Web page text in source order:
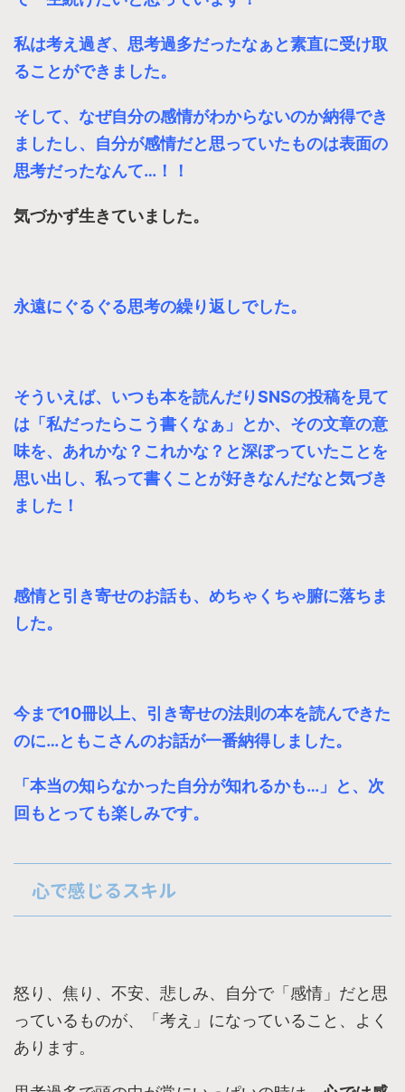
私は考え過ぎ、思考過多だったなぁと素直に受け取
ることができました。
そして、なぜ自分の感情がわからないのか納得でき
ましたし、自分が感情だと思っていたものは表面の
思考だったなんて…！！
気づかず生きていました。
永遠にぐるぐる思考の繰り返しでした。
そういえば、いつも本を読んだりSNSの投稿を見て
は「私だったらこう書くなぁ」とか、その文章の意
味を、あれかな？これかな？と深ぼっていたことを
思い出し、 私って書くことが好きなんだなと気づき
ました！
感情と引き寄せのお話も、めちゃくちゃ腑に落ちま
した。
今まで10冊以上、引き寄せの法則の本を読んできた
のに…ともこさんのお話が一番納得しました。
「本当の知らなかった自分が知れるかも…」と、次
回もとっても楽しみです。
心で感じるスキル
怒り、焦り、不安、悲しみ、自分で「感情」だと思
っているものが、「考え」になっていること、よく
あります。